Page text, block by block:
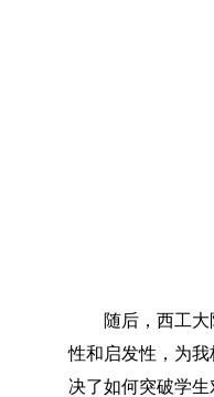
随后，西工
性和启发性，为
决了如何突破学